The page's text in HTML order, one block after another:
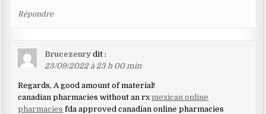
Répondre
Brucezenry dit :
23/09/2022 à 23 h 00 min
Regards, A good amount of material!
canadian pharmacies without an rx mexican online
pharmacies fda approved canadian online pharmacies